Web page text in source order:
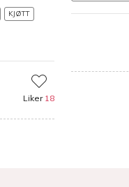
KJØTT
Liker 18